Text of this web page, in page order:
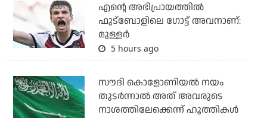
എന്റെ അഭിപ്രായത്തില്‍
ഫുട്‌ബോളിലെ ഗോട്ട് അവനാണ്:
മുള്ളര്‍
5 hours ago
സൗദി കൊളോണിയല്‍ നയം
തുടര്‍ന്നാല്‍ അത് അവരുടെ
നാശത്തിലേക്കെന്ന് ഹൂത്തികള്‍